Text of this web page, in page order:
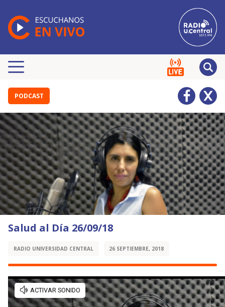
PODCAST
Salud al Día 26/09/18
RADIO UNIVERSIDAD CENTRAL 26 SEPTIEMBRE, 2018